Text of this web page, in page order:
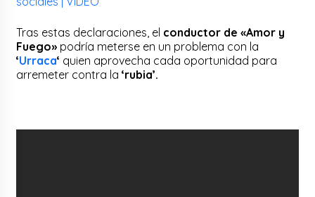
Tras estas declaraciones, el conductor de «Amor y
Fuego» podría meterse en un problema con la
‘Urraca‘ quien aprovecha cada oportunidad para
arremeter contra la‘rubia’.